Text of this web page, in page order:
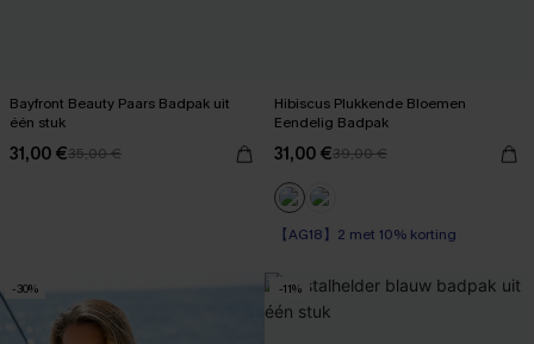
Bayfront Beauty Paars Badpak uit
één stuk
31,00 €35,00 €
Hibiscus Plukkende Bloemen
Eendelig Badpak
31,00 €39,00 €
【AG18】2 met 10% korting
-30% -11%